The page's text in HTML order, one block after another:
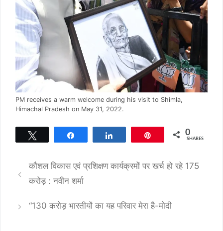
PM receives a warm welcome during his visit to Shimla,
Himachal Pradesh on May 31, 2022.
0
SHARES
कौशल विकास एवं प्रशिक्षण कार्यक्रमों पर खर्च हो रहे 175
करोड़ : नवीन शर्मा
“130 करोड़ भारतीयों का यह परिवार मेरा है-मोदी